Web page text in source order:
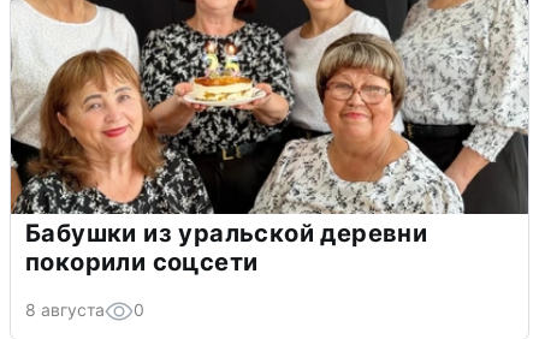
Бабушки из уральской деревни
покорили соцсети
8 августа 0